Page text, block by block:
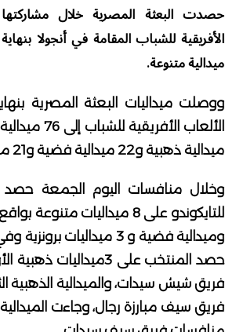
حصدت البعثة المصرية خلال
ميدالية متنوعة.
ووصلت ميداليات البعثة المصرية
ميدالية ذهبية و22 ميدالية فضية و21 ميدالية برونزية.
وخلال منافسات اليوم الجمعة حصد
وميدالية فضية و 3 ميداليات
حصد المنتخب على
فريق شيش سيدات، والميدالية الذهبية
فريق سيف مبارزة رجال، وجاءت الميدالية